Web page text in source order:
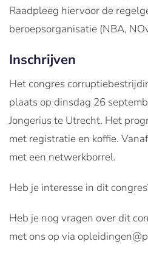
Raadpleeg hiervoor de
beroepsorganisatie (NBA,
Inschrijven
Het congres
plaats op dinsdag 26
Jongerius te Utrecht. Het
met registratie en koffie.
met een netwerkborrel.
Heb je interesse in dit
Heb je nog vragen over dit
met ons op via